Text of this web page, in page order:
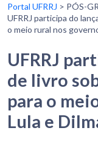
Portal UFRRJ > PÓS-
UFRRJ participa do
o meio rural nos
UFRRJ
de livro
para o
Lula e